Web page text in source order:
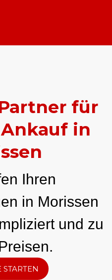
für
in
Ihren
in Morissen
und zu